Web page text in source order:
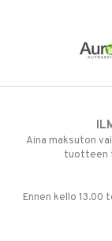
Aina maksuton
tuotteen
Ennen kello